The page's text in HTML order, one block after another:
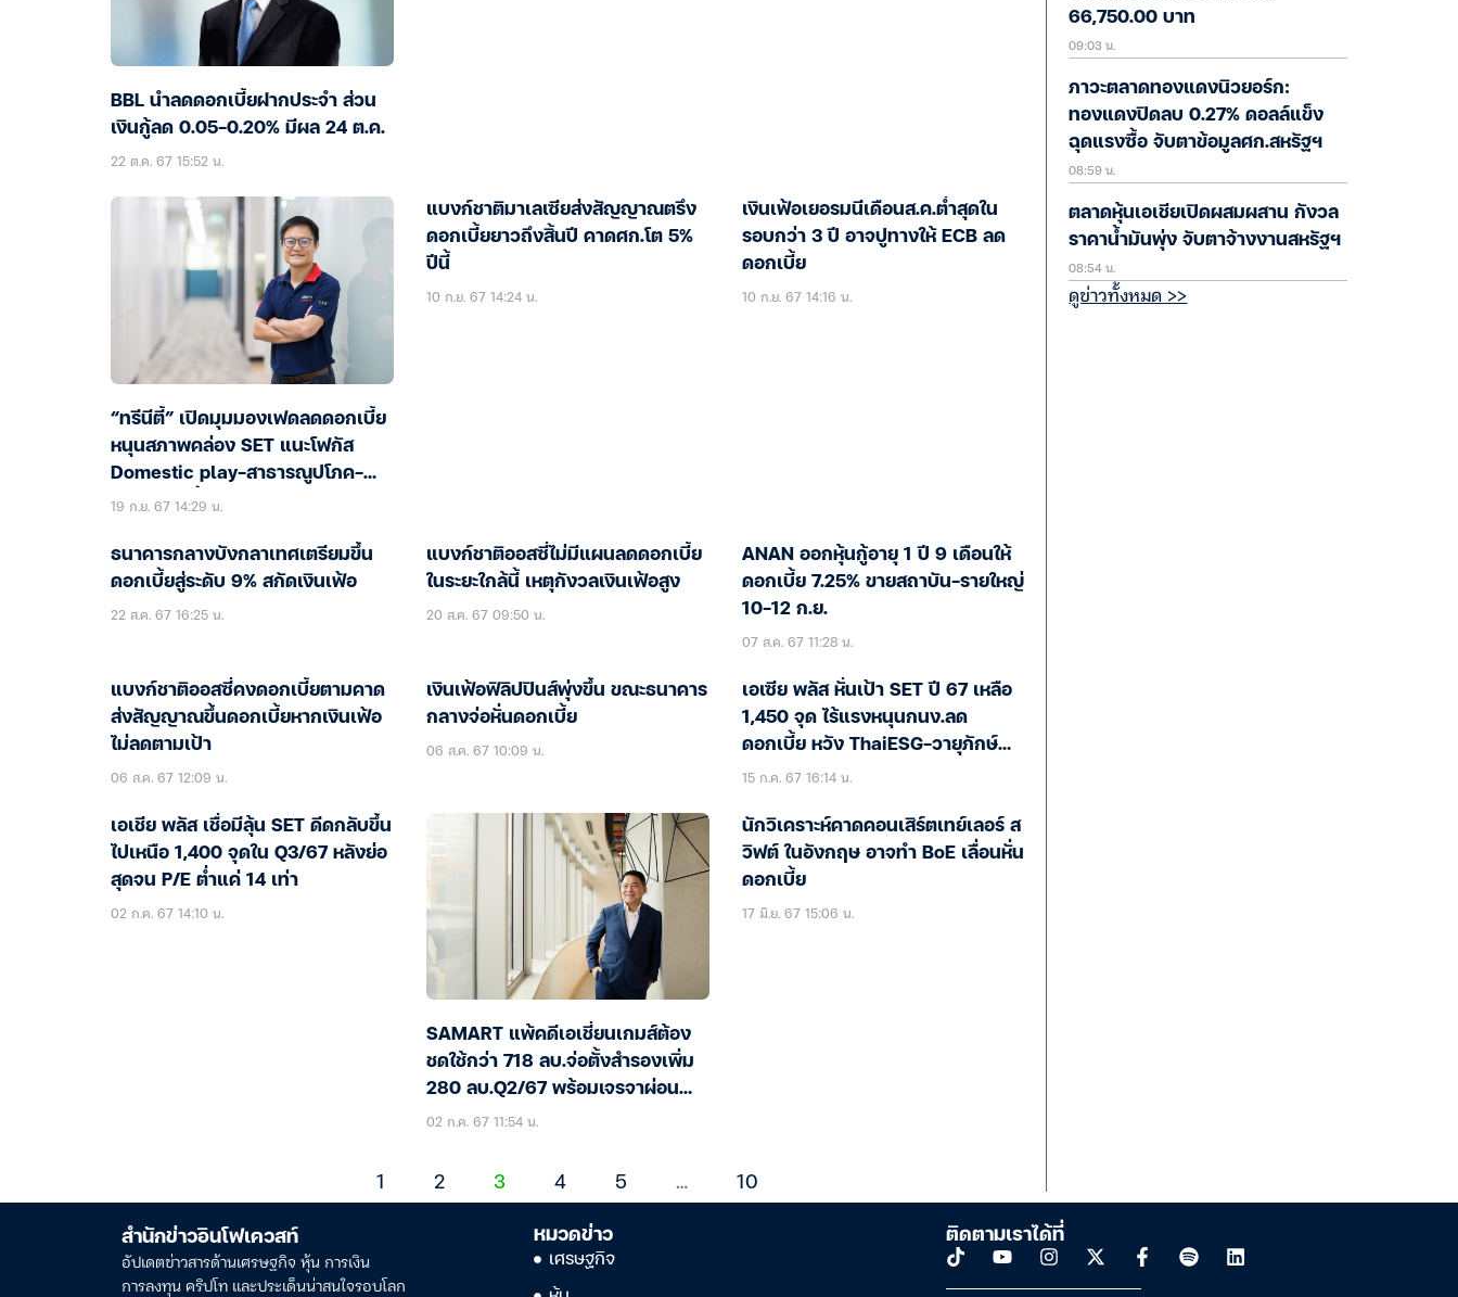
BBL นำลดดอกเบี้ยฝากประจำ ส่วน
เงินกู้ลด 0.05-0.20% มีผล 24 ต.ค.
22 ต.ค. 67 15:52 น.
“ทรีนีตี้” เปิดมุมมองเฟดลดดอกเบี้ย
หนุนสภาพคล่อง SET แนะโฟกัส
Domestic play-สาธารณูปโภค-
โครงสร้างพื้นฐาน
19 ก.ย. 67 14:29 น.
แบงก์ชาติมาเลเซียส่งสัญญาณตรึง
ดอกเบี้ยยาวถึงสิ้นปี คาดศก.โต 5%
ปีนี้
10 ก.ย. 67 14:24 น.
เงินเฟ้อเยอรมนีเดือนส.ค.ต่ำสุดใน
รอบกว่า 3 ปี อาจปูทางให้ ECB ลด
ดอกเบี้ย
10 ก.ย. 67 14:16 น.
ธนาคารกลางบังกลาเทศเตรียมขึ้น
ดอกเบี้ยสู่ระดับ 9% สกัดเงินเฟ้อ
22 ส.ค. 67 16:25 น.
แบงก์ชาติออสซี่ไม่มีแผนลดดอกเบี้ย
ในระยะใกล้นี้ เหตุกังวลเงินเฟ้อสูง
20 ส.ค. 67 09:50 น.
ANAN ออกหุ้นกู้อายุ 1 ปี 9 เดือนให้
ดอกเบี้ย 7.25% ขายสถาบัน-รายใหญ่
10-12 ก.ย.
07 ส.ค. 67 11:28 น.
แบงก์ชาติออสซี่คงดอกเบี้ยตามคาด
ส่งสัญญาณขึ้นดอกเบี้ยหากเงินเฟ้อ
ไม่ลดตามเป้า
06 ส.ค. 67 12:09 น.
เงินเฟ้อฟิลิปปินส์พุ่งขึ้น ขณะธนาคาร
กลางจ่อหั่นดอกเบี้ย
06 ส.ค. 67 10:09 น.
เอเซีย พลัส หั่นเป้า SET ปี 67 เหลือ
1,450 จุด ไร้แรงหนุนกนง.ลด
ดอกเบี้ย หวัง ThaiESG-วายุภักษ์
ใหม่ช่วยดัน
15 ก.ค. 67 16:14 น.
เอเชีย พลัส เชื่อมีลุ้น SET ดีดกลับขึ้น
ไปเหนือ 1,400 จุดใน Q3/67 หลังย่อ
สุดจน P/E ต่ำแค่ 14 เท่า
02 ก.ค. 67 14:10 น.
SAMART แพ้คดีเอเชี่ยนเกมส์ต้อง
ชดใช้กว่า 718 ลบ.จ่อตั้งสำรองเพิ่ม
280 ลบ.Q2/67 พร้อมเจรจาผ่อน
จ่ายดอก
02 ก.ค. 67 11:54 น.
นักวิเคราะห์คาดคอนเสิร์ตเทย์เลอร์ ส
วิฟต์ ในอังกฤษ อาจทำ BoE เลื่อนหั่น
ดอกเบี้ย
17 มิ.ย. 67 15:06 น.
1 2 3 4 5 … 10
66,750.00 บาท
09:03 น.
ภาวะตลาดทองแดงนิวยอร์ก:
ทองแดงปิดลบ 0.27% ดอลล์แข็ง
ฉุดแรงซื้อ จับตาข้อมูลศก.สหรัฐฯ
08:59 น.
ตลาดหุ้นเอเชียเปิดผสมผสาน กังวล
ราคาน้ำมันพุ่ง จับตาจ้างงานสหรัฐฯ
08:54 น.
ดูข่าวทั้งหมด >>
สำนักข่าวอินโฟเควสท์
อัปเดตข่าวสารด้านเศรษฐกิจ หุ้น การเงิน
การลงทุน คริปโท และประเด็นน่าสนใจรอบโลก
หมวดข่าว
เศรษฐกิจ
ติดตามเราได้ที่